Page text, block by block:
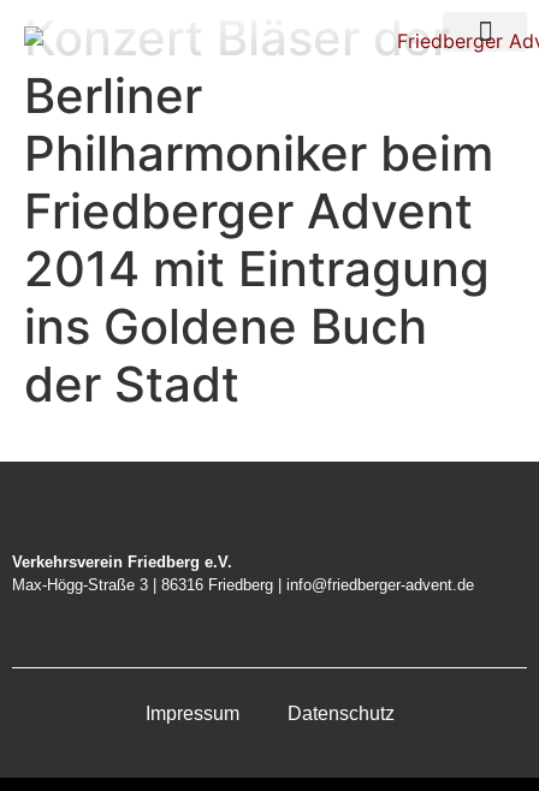
Konzert Bläser der
Berliner
Philharmoniker beim
Friedberger Advent
2014 mit Eintragung
ins Goldene Buch
der Stadt
Verkehrsverein Friedberg e.V.
Max-Högg-Straße 3 | 86316 Friedberg | info@friedberger-advent.de
Impressum Datenschutz